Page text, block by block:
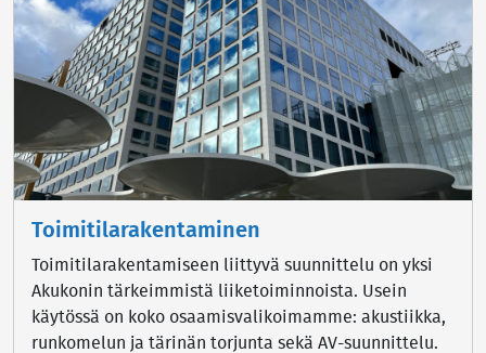
Toimitilarakentaminen
Toimitilarakentamiseen liittyvä suunnittelu on yksi
Akukonin tärkeimmistä liiketoiminnoista. Usein
käytössä on koko osaamisvalikoimamme: akustiikka,
runkomelun ja tärinän torjunta sekä AV-suunnittelu.